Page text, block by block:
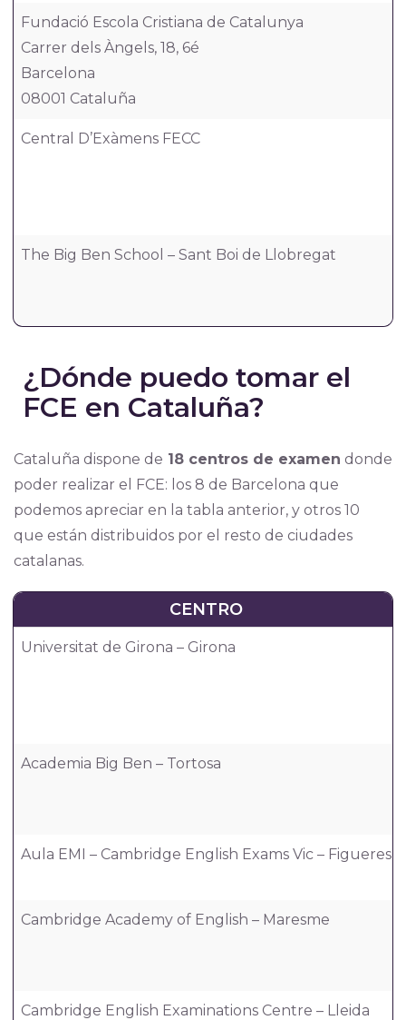
Fundació Escola Cristiana de Catalunya
Carrer dels Àngels, 18, 6é
Barcelona
08001 Cataluña
Central D’Exàmens FECC
The Big Ben School – Sant Boi de Llobregat
¿Dónde puedo tomar el
FCE en Cataluña?
Cataluña dispone de 18 centros de examen donde
poder realizar el FCE: los 8 de Barcelona que
podemos apreciar en la tabla anterior, y otros 10
que están distribuidos por el resto de ciudades
catalanas.
CENTRO
Universitat de Girona – Girona
Academia Big Ben – Tortosa
Aula EMI – Cambridge English Exams Vic – Figueres
Cambridge Academy of English – Maresme
Cambridge English Examinations Centre – Lleida